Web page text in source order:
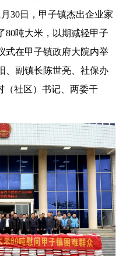
30日，甲子镇杰出企业家
80吨大米，以期减轻甲子
式在甲子镇政府大院内举
、副镇长陈世亮、社保办
（社区）书记、两委干